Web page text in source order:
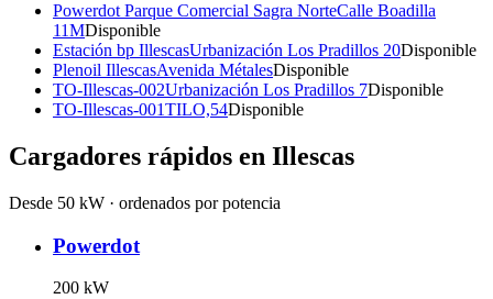
Powerdot Parque Comercial Sagra NorteCalle Boadilla
11MDisponible
Estación bp IllescasUrbanización Los Pradillos 20Disponible
Plenoil IllescasAvenida MétalesDisponible
TO-Illescas-002Urbanización Los Pradillos 7Disponible
TO-Illescas-001TILO,54Disponible
Cargadores rápidos en Illescas
Desde 50 kW · ordenados por potencia
Powerdot
200 kW